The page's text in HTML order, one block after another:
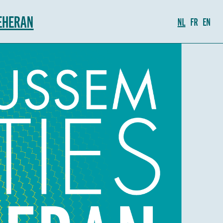
NL FR EN